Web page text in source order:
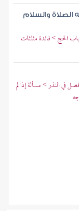
الصلاة والسلام
الحج > فائدة مثلثات
في النذر > مسألة إذا لم